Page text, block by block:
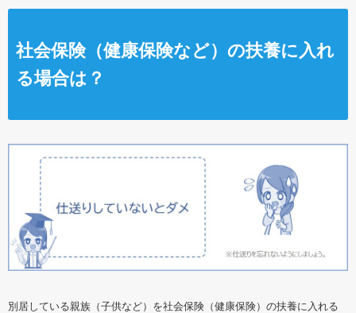
社会保険（健康保険など）の扶養に入れ
る場合は？
別居している親族（子供など）を社会保険（健康保険）の扶養に入れる